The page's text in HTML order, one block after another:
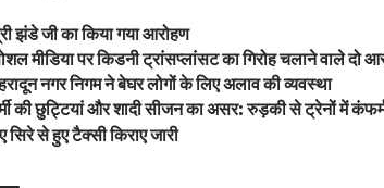
झंडे जी का किया गया आरोहण
मीडिया पर किडनी ट्रांसप्लांसट का गिरोह चलाने वाले दो
नगर निगम ने बेघर लोगों के लिए अलाव की व्यवस्था
की छुट्टियां और शादी सीजन का असर: रुड़की से ट्रेनों में
सिरे से हुए टैक्सी किराए जारी